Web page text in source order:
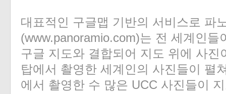
대표적인 구글맵 기반의 서비스로 파
(www.panoramio.com)는 전 세계인
구글 지도와 결합되어 지도 위에 사
탑에서 촬영한 세계인의 사진들이 펼
에서 촬영한 수 많은 UCC 사진들이